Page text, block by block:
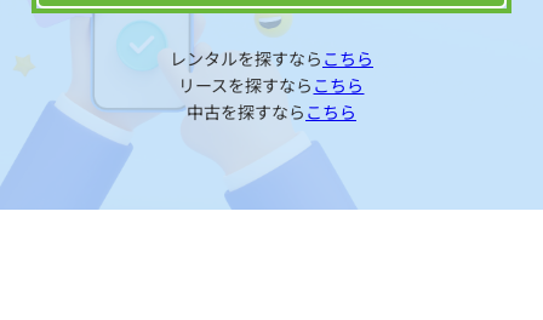
レンタルを探すなら こちら
リースを探すなら こちら
中古を探すなら こちら